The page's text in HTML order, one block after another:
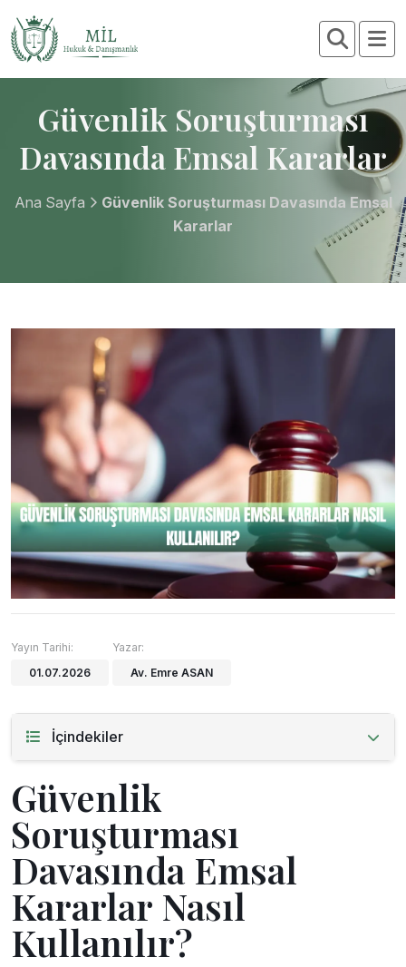
Güvenlik Soruşturması
Davasında Emsal Kararlar
Ana Sayfa
Güvenlik Soruşturması Davasında Emsal
Kararlar
Yayın Tarihi:
01.07.2026
Yazar:
Av. Emre ASAN
İçindekiler
Güvenlik
Soruşturması
Davasında Emsal
Kararlar Nasıl
Kullanılır?